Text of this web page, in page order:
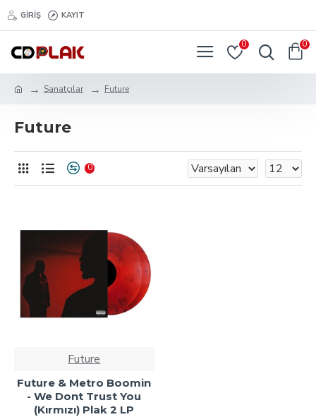
GIRIŞ KAYIT
0 0
Sanatçılar Future
Future
0
Future
Future & Metro Boomin
- We Dont Trust You
(Kırmızı) Plak 2 LP